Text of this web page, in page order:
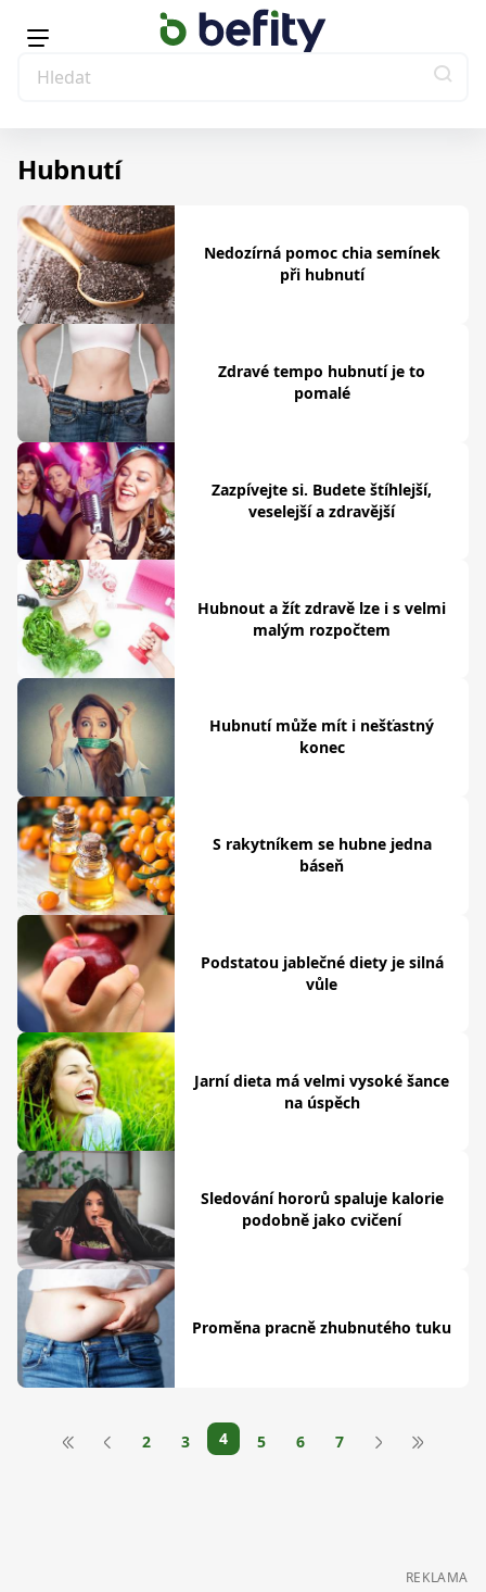
Hubnutí
Nedozírná pomoc chia semínek
při hubnutí
Zdravé tempo hubnutí je to
pomalé
Zazpívejte si. Budete štíhlejší,
veselejší a zdravější
Hubnout a žít zdravě lze i s velmi
malým rozpočtem
Hubnutí může mít i nešťastný
konec
S rakytníkem se hubne jedna
báseň
Podstatou jablečné diety je silná
vůle
Jarní dieta má velmi vysoké šance
na úspěch
Sledování hororů spaluje kalorie
podobně jako cvičení
Proměna pracně zhubnutého tuku
2 3 4 5 6 7
REKLAMA